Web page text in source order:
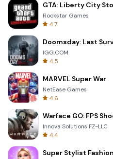
GTA: Liberty City
Rockstar Games
4.7
Doomsday: Last
IGG.COM
4.5
MARVEL Super War
NetEase Games
4.6
Warface GO: FPS
Innova Solutions FZ-LLC
4.4
Super Stylist